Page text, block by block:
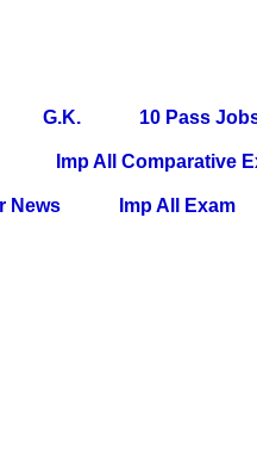
G.K. 10 Pass
Imp All Comparative
News Imp All Exam